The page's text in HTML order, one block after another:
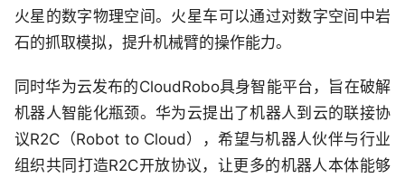
火星的数字物理空间。火星车可以通过对数字空间中岩
石的抓取模拟，提升机械臂的操作能力。
同时华为云发布的CloudRobo具身智能平台，旨在破解
机器人智能化瓶颈。华为云提出了机器人到云的联接协
议R2C（Robot to Cloud），希望与机器人伙伴与行业
组织共同打造R2C开放协议，让更多的机器人本体能够